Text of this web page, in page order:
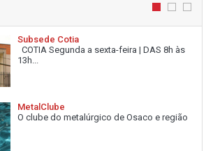
Subsede Cotia
COTIA Segunda a sexta-feira | DAS 8h às
13h...
MetalClube
O clube do metalúrgico de Osaco e região